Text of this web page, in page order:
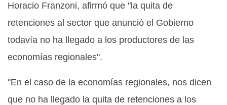
Horacio Franzoni, afirmó que "la quita de
retenciones al sector que anunció el Gobierno
todavía no ha llegado a los productores de las
economías regionales".
"En el caso de la economías regionales, nos dicen
que no ha llegado la quita de retenciones a los